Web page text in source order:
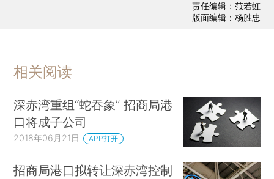
责任编辑：范若虹
版面编辑：杨胜忠
相关阅读
深赤湾重组“蛇吞象” 招商局港
口将成子公司
2018年06月21日 APP打开
招商局港口拟转让深赤湾控制